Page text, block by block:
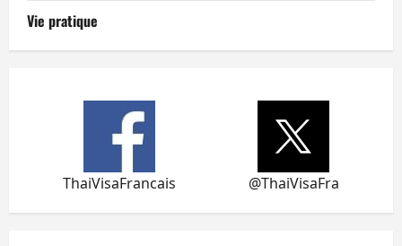
Vie pratique
ThaiVisaFrancais @ThaiVisaFra